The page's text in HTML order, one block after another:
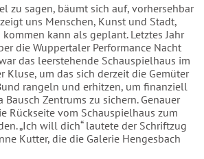
zu sagen, bäumt sich auf, vorhersehbar
uns Menschen, Kunst und Stadt,
kommen kann als geplant. Letztes Jahr
die Wuppertaler Performance Nacht
das leerstehende Schauspielhaus im
Kluse, um das sich derzeit die Gemüter
rangeln und erhitzen, um finanziell
Zentrums zu sichern. Genauer
Rückseite vom Schauspielhaus zum
„Ich will dich“ lautete der Schriftzug
Kutter, die die Galerie Hengesbach